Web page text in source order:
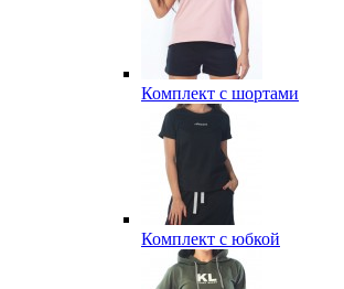
Комплект с шортами
Комплект с юбкой